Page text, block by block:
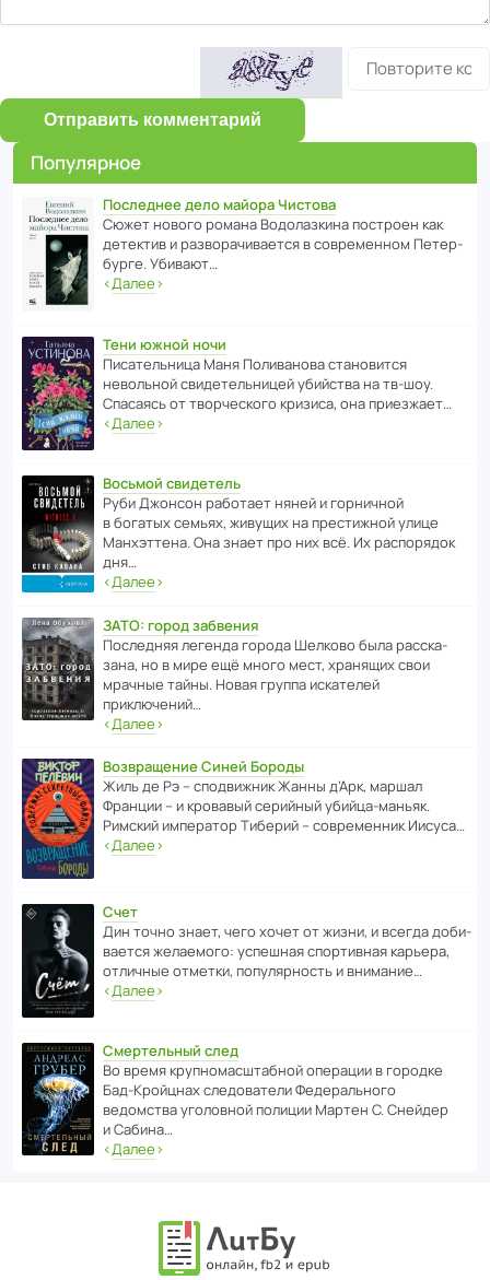
Отправить комментарий
Популярное
Последнее дело майора Чистова
Сюжет нового романа Водо­ла­з­кина пост­роен как
дете­ктив и разво­ра­чи­ва­ется в совре­менном Пете­р­
бурге. Убивают…
‹Далее›
Тени южной ночи
Писа­тель­ница Маня Поли­ва­нова стано­вится
невольной свиде­тель­ницей убийства на тв-шоу.
Спасаясь от твор­че­с­кого кризиса, она приезжает…
‹Далее›
Восьмой свидетель
Руби Джонсон рабо­тает няней и горни­чной
в богатых семьях, живущих на прес­ти­жной улице
Манх­эт­тена. Она знает про них всё. Их распо­рядок
дня…
‹Далее›
ЗАТО: город забвения
После­дняя легенда города Шелково была расска­
зана, но в мире ещё много мест, хранящих свои
мрачные тайны. Новая группа иска­телей
приключений…
‹Далее›
Возвращение Синей Бороды
Жиль де Рэ – спод­ви­жник Жанны д’Арк, маршал
Франции – и кровавый серийный убийца-маньяк.
Римский импе­ратор Тиберий – совре­менник Иисуса…
‹Далее›
Счет
Дин точно знает, чего хочет от жизни, и всегда доби­
ва­ется жела­е­мого: успе­шная спор­ти­вная карьера,
отли­чные отметки, попу­ля­р­ность и внимание…
‹Далее›
Смертельный след
Во время круп­но­мас­ш­та­бной операции в городке
Бад‑Крой­цнах следо­ва­тели Феде­раль­ного
ведомства уголо­вной полиции Мартен С. Снейдер
и Сабина…
‹Далее›